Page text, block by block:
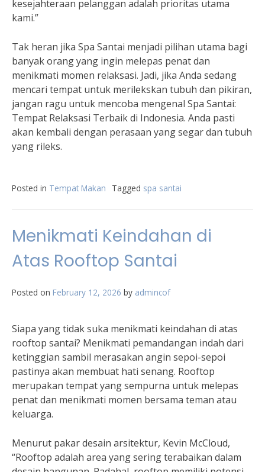
kesejahteraan pelanggan adalah prioritas utama
kami.”
Tak heran jika Spa Santai menjadi pilihan utama bagi
banyak orang yang ingin melepas penat dan
menikmati momen relaksasi. Jadi, jika Anda sedang
mencari tempat untuk merilekskan tubuh dan pikiran,
jangan ragu untuk mencoba mengenal Spa Santai:
Tempat Relaksasi Terbaik di Indonesia. Anda pasti
akan kembali dengan perasaan yang segar dan tubuh
yang rileks.
Posted in Tempat Makan Tagged spa santai
Menikmati Keindahan di
Atas Rooftop Santai
Posted on February 12, 2026 by admincof
Siapa yang tidak suka menikmati keindahan di atas
rooftop santai? Menikmati pemandangan indah dari
ketinggian sambil merasakan angin sepoi-sepoi
pastinya akan membuat hati senang. Rooftop
merupakan tempat yang sempurna untuk melepas
penat dan menikmati momen bersama teman atau
keluarga.
Menurut pakar desain arsitektur, Kevin McCloud,
“Rooftop adalah area yang sering terabaikan dalam